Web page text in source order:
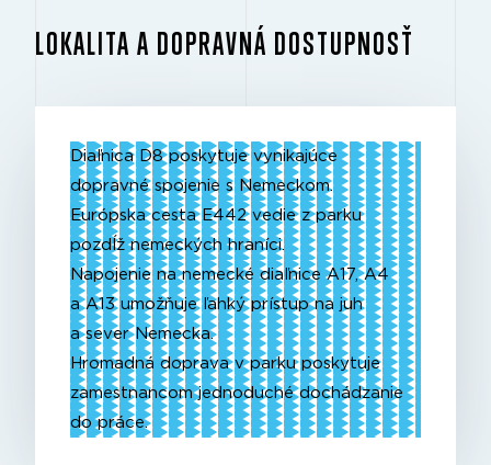
LOKALITA A DOPRAVNÁ DOSTUPNOSŤ
Diaľnica D8 poskytuje vynikajúce
dopravné spojenie s Nemeckom.
Európska cesta E442 vedie z parku
pozdĺž nemeckých hraníci.
Napojenie na nemecké diaľnice A17, A4
a A13 umožňuje ľahký prístup na juh
a sever Nemecka.
Hromadná doprava v parku poskytuje
zamestnancom jednoduché dochádzanie
do práce.